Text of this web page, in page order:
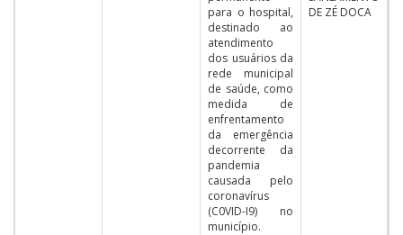
para o hospital,
destinado ao
atendimento
dos usuários da
rede municipal
de saúde, como
medida de
enfrentamento
da emergência
decorrente da
pandemia
causada pelo
coronavírus
(C0VID-I9) no
município.
DE ZÉ DOCA